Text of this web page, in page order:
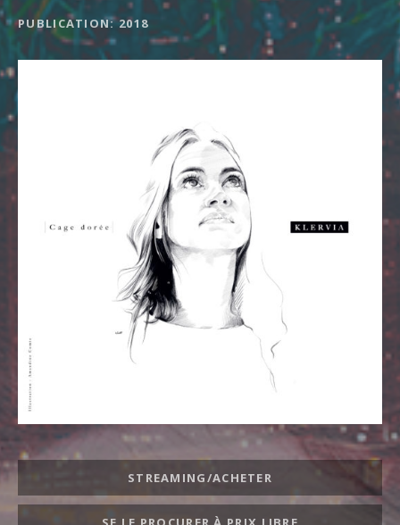
DÉTAILS DE L'ALBUM
PUBLICATION 2018
Liens de l'albumSTREAMING/ACHETER